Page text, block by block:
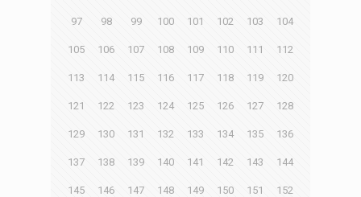
97 98 99 100 101 102 103 104
105 106 107 108 109 110 111 112
113 114 115 116 117 118 119 120
121 122 123 124 125 126 127 128
129 130 131 132 133 134 135 136
137 138 139 140 141 142 143 144
145 146 147 148 149 150 151 152